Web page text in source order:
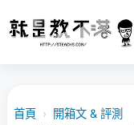
首頁 › 開箱文 & 評測